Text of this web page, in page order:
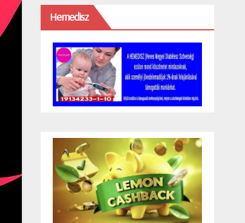
Hemedisz